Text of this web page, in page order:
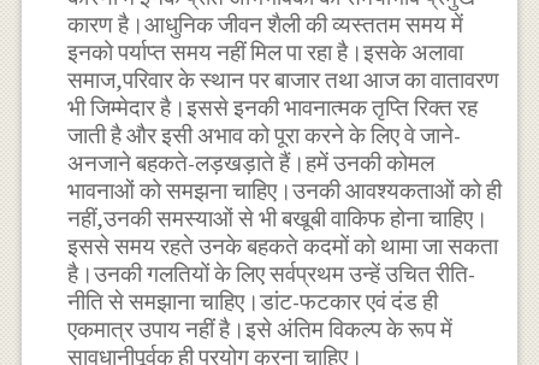
कारण है।आधुनिक जीवन शैली की व्यस्ततम समय में
इनको पर्याप्त समय नहीं मिल पा रहा है।इसके अलावा
समाज,परिवार के स्थान पर बाजार तथा आज का वातावरण
भी जिम्मेदार है।इससे इनकी भावनात्मक तृप्ति रिक्त रह
जाती है और इसी अभाव को पूरा करने के लिए वे जाने-
अनजाने बहकते-लड़खड़ाते हैं।हमें उनकी कोमल
भावनाओं को समझना चाहिए।उनकी आवश्यकताओं को ही
नहीं,उनकी समस्याओं से भी बखूबी वाकिफ होना चाहिए।
इससे समय रहते उनके बहकते कदमों को थामा जा सकता
है।उनकी गलतियों के लिए सर्वप्रथम उन्हें उचित रीति-
नीति से समझाना चाहिए।डांट-फटकार एवं दंड ही
एकमात्र उपाय नहीं है।इसे अंतिम विकल्प के रूप में
सावधानीपूर्वक ही प्रयोग करना चाहिए।